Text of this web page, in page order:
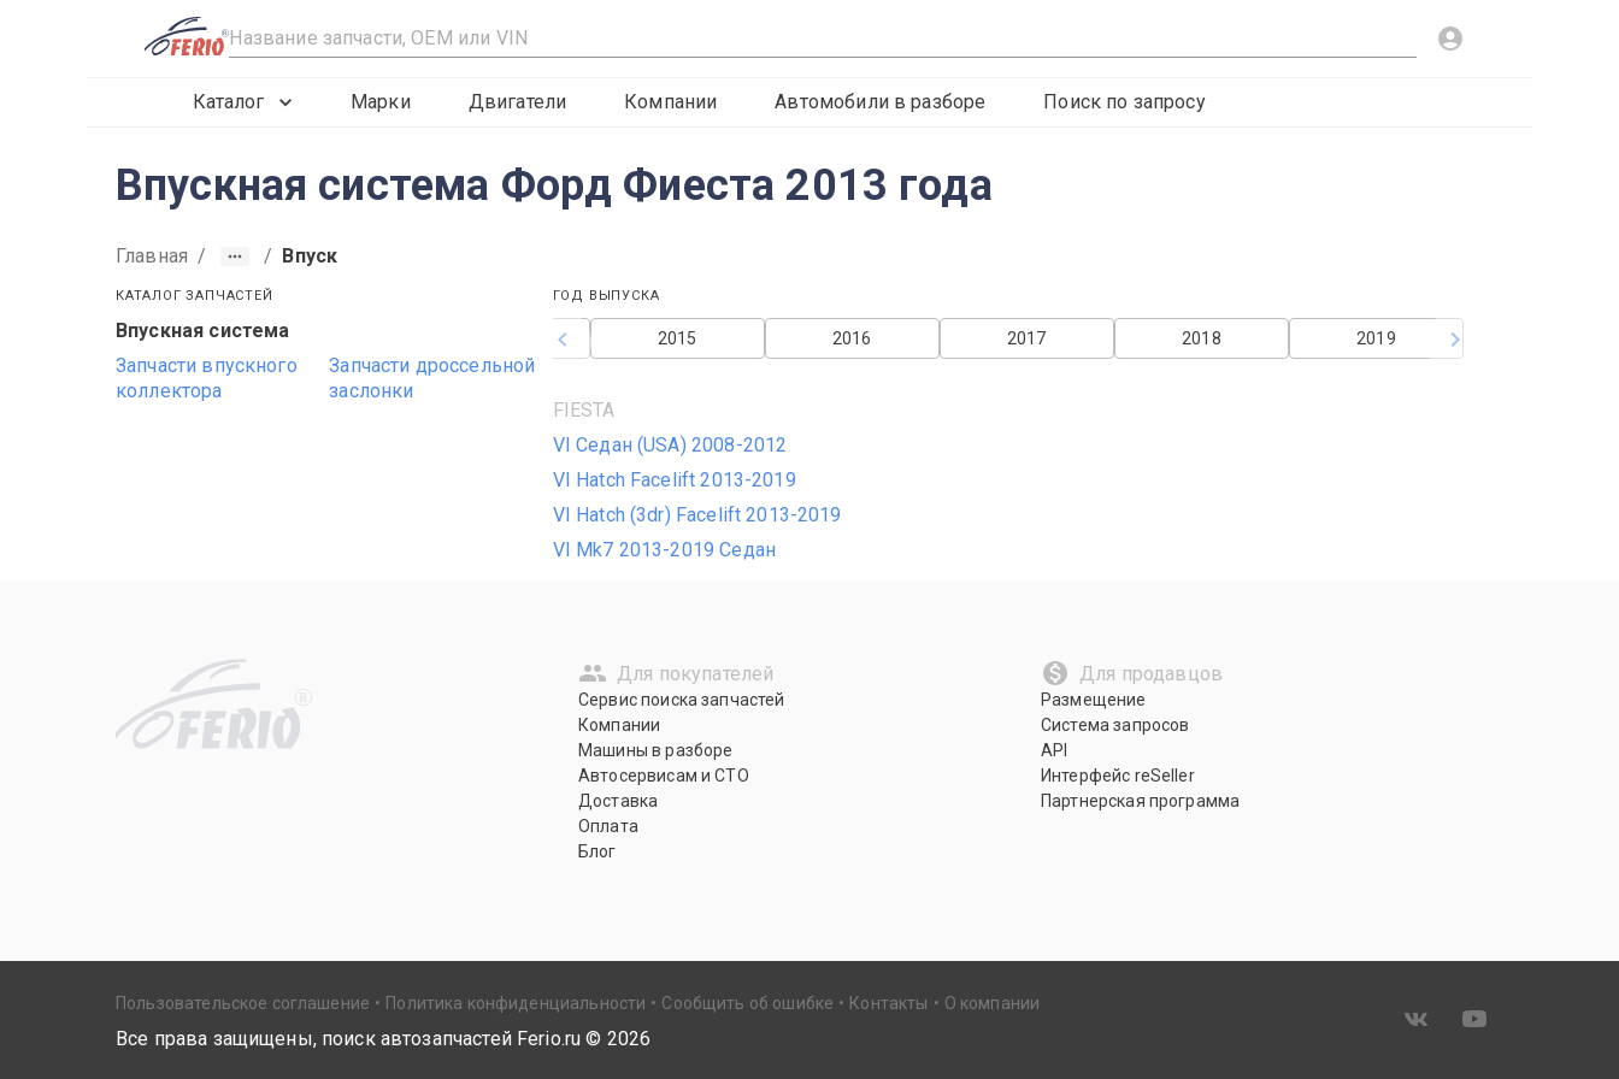
R
Каталог Марки Двигатели Компании Автомобили в разборе Поиск по запросу
Впускная система Форд Фиеста 2013 года
Главная / / Впуск
КАТАЛОГ ЗАПЧАСТЕЙ
Впускная система
Запчасти впускного
коллектора
Запчасти дроссельной
заслонки
ГОД ВЫПУСКА
2019
2018
2017
2016
2015
2012
FIESTA
VI Седан (USA) 2008-2012
VI Hatch Facelift 2013-2019
VI Hatch (3dr) Facelift 2013-2019
VI Mk7 2013-2019 Седан
R
Для покупателей
Сервис поиска запчастей
Компании
Машины в разборе
Автосервисам и СТО
Доставка
Оплата
Блог
Для продавцов
Размещение
Система запросов
API
Интерфейс reSeller
Партнерская программа
Пользовательское соглашение Политика конфиденциальности Сообщить об ошибке Контакты О компании
Все права защищены, поиск автозапчастей Ferio.ru © 2026